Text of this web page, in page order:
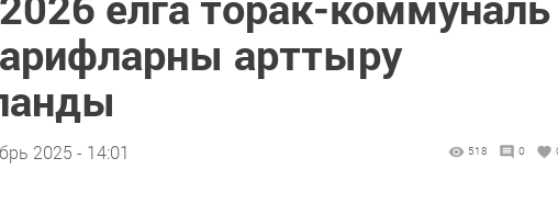
арттыру
2025 - 14:01 518 0